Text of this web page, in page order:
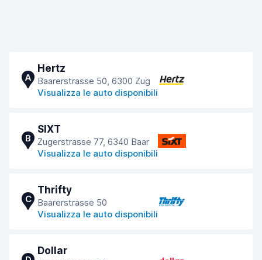
A
Hertz
Baarerstrasse 50, 6300 Zug
Visualizza le auto disponibili
B
SIXT
Zugerstrasse 77, 6340 Baar
Visualizza le auto disponibili
C
Thrifty
Baarerstrasse 50
Visualizza le auto disponibili
Dollar